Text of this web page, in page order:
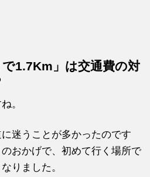
で1.7Km」は交通費の対
。
迷うことが多かったのです
おかげで、初めて行く場所で
りました。